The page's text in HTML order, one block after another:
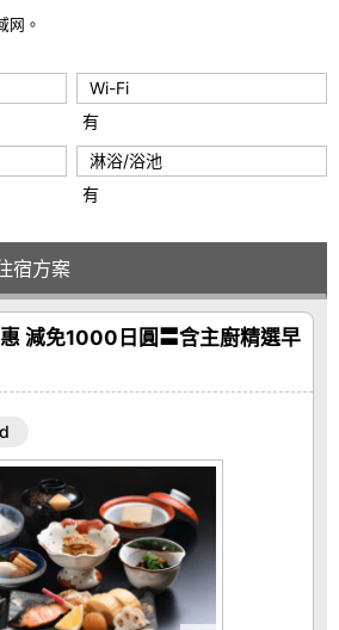
网。
Wi-Fi
有
淋浴/浴池
有
宿方案
減免1000日圓〓含主廚精選早